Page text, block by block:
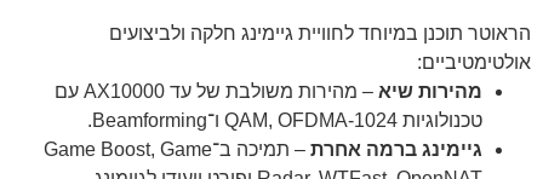
הראוטר תוכנן במיוחד לחוויית גיימינג חלקה ולביצועים
אולטימטיביים:
מהירות שיא
– מהירות משולבת של עד ‎AX10000‎ עם
טכנולוגיות 1024-QAM, OFDMA ו־Beamforming.
גיימינג ברמה אחרת
– תמיכה ב־Game Boost, Game